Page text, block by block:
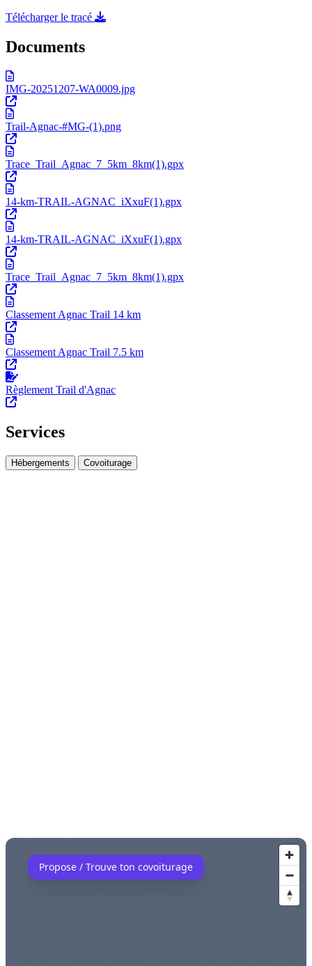
Télécharger le tracé
Documents
IMG-20251207-WA0009.jpg
Trail-Agnac-#MG-(1).png
Trace_Trail_Agnac_7_5km_8km(1).gpx
14-km-TRAIL-AGNAC_iXxuF(1).gpx
14-km-TRAIL-AGNAC_iXxuF(1).gpx
Trace_Trail_Agnac_7_5km_8km(1).gpx
Classement Agnac Trail 14 km
Classement Agnac Trail 7.5 km
Règlement Trail d'Agnac
Services
Hébergements Covoiturage